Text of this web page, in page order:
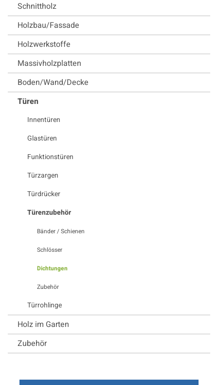
Schnittholz
Holzbau/Fassade
Holzwerkstoffe
Massivholzplatten
Boden/Wand/Decke
Türen
Innentüren
Glastüren
Funktionstüren
Türzargen
Türdrücker
Türenzubehör
Bänder / Schienen
Schlösser
Dichtungen
Zubehör
Türrohlinge
Holz im Garten
Zubehör